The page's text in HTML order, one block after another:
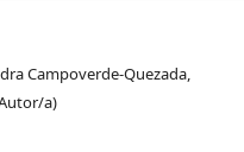
Campoverde-Quezada,
a)